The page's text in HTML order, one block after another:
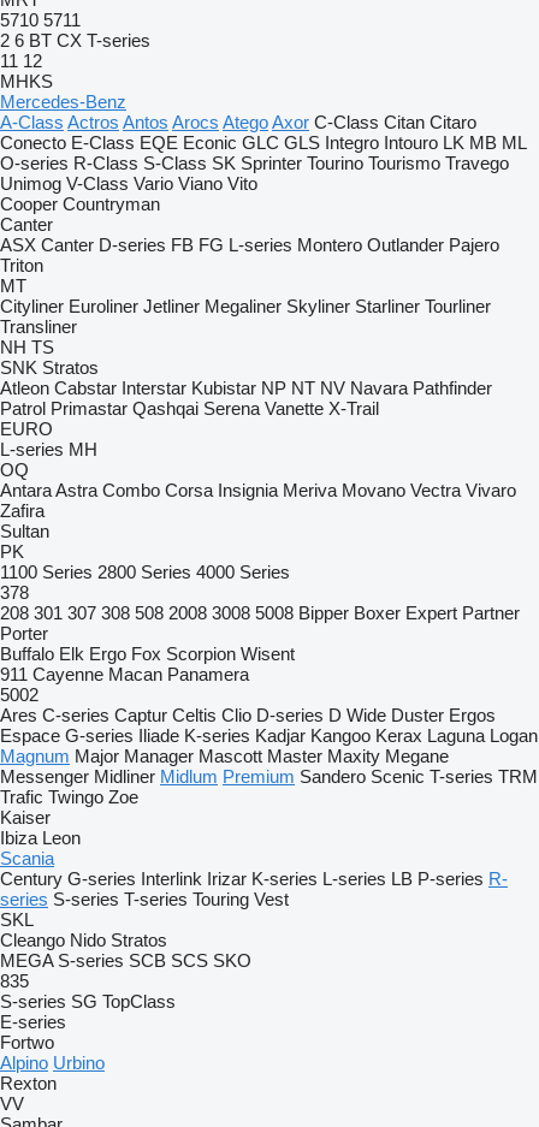
5710 5711
2 6 BT CX T-series
11 12
MHKS
Mercedes-Benz
A-Class Actros Antos Arocs AtegoAxor C-Class Citan Citaro
Conecto E-Class EQE Econic GLC GLS Integro Intouro LK MB ML
O-series R-Class S-Class SK Sprinter Tourino Tourismo Travego
Unimog V-Class Vario Viano Vito
Cooper Countryman
Canter
ASX Canter D-series FB FG L-series Montero Outlander Pajero
Triton
MT
Cityliner Euroliner Jetliner Megaliner Skyliner Starliner Tourliner
Transliner
NH TS
SNK Stratos
Atleon Cabstar Interstar Kubistar NP NT NV Navara Pathfinder
Patrol Primastar Qashqai Serena Vanette X-Trail
EURO
L-series MH
OQ
AntaraAstra Combo Corsa Insignia Meriva Movano Vectra Vivaro
Zafira
Sultan
PK
1100 Series 2800 Series 4000 Series
378
208 301 307 308 508 2008 3008 5008 Bipper Boxer Expert Partner
Porter
Buffalo Elk Ergo Fox Scorpion Wisent
911 Cayenne Macan Panamera
5002
Ares C-series Captur Celtis Clio D-series D Wide Duster Ergos
Espace G-series Iliade K-series Kadjar Kangoo Kerax Laguna Logan
Magnum Major Manager Mascott Master Maxity Megane
Messenger Midliner Midlum Premium Sandero Scenic T-series TRM
Trafic Twingo Zoe
Kaiser
Ibiza Leon
Scania
Century G-series Interlink Irizar K-series L-series LB P-series R-
series S-series T-series Touring Vest
SKL
Cleango Nido Stratos
MEGA S-series SCB SCS SKO
835
S-series SG TopClass
E-series
Fortwo
Alpino Urbino
Rexton
VV